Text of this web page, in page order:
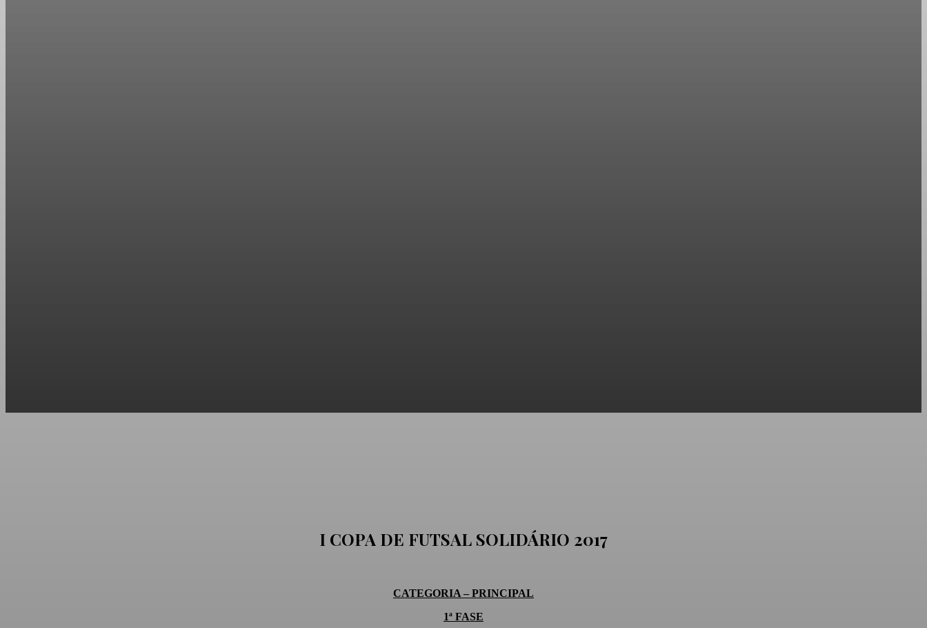
I COPA DE FUTSAL SOLIDÁRIO 2017
CATEGORIA – PRINCIPAL
1ª FASE